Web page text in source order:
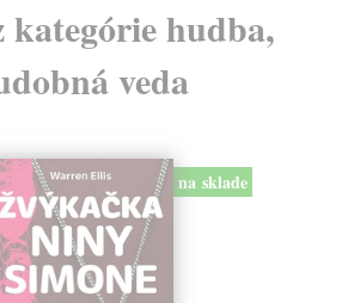
kategórie hudba,
veda
na sklade